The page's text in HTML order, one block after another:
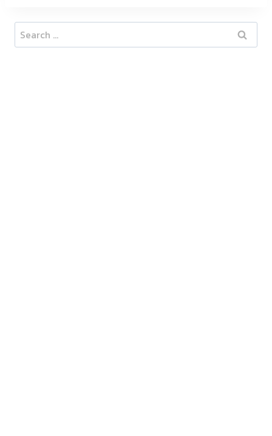
Search
for: